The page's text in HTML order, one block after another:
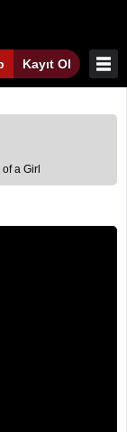
Kayıt Ol
a Girl